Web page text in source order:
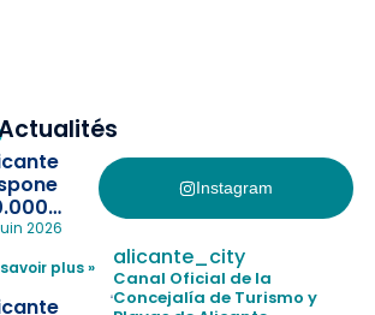
de niños
2026
savoir plus »
Instagram
alicante_city
Canal Oficial de la
Concejalía de Turismo y